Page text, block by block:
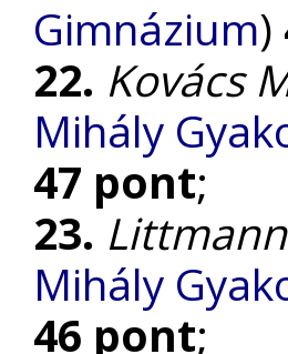
Gimnázium)
22. Kovács
Mihály
47 pont;
23.
Mihály
46 pont;